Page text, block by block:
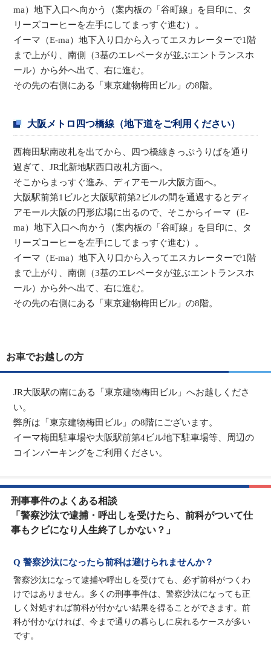
ma）地下入口へ向かう（案内板の「谷町線」を目印に、タ
リーズコーヒーを左手にしてまっすぐ進む）。
イーマ（E-ma）地下入り口から入ってエスカレーターで1階
まで上がり、南側（3基のエレベータが並ぶエントランスホ
ール）から外へ出て、右に進む。
その先の右側にある「東京建物梅田ビル」の8階。
大阪メトロ四つ橋線（地下道をご利用ください）
西梅田駅南改札を出てから、四つ橋線きっぷうりばを通り
過ぎて、JR北新地駅西口改札方面へ。
そこからまっすぐ進み、ディアモール大阪方面へ。
大阪駅前第1ビルと大阪駅前第2ビルの間を通過するとディ
アモール大阪の円形広場に出るので、そこからイーマ（E-
ma）地下入口へ向かう（案内板の「谷町線」を目印に、タ
リーズコーヒーを左手にしてまっすぐ進む）。
イーマ（E-ma）地下入り口から入ってエスカレーターで1階
まで上がり、南側（3基のエレベータが並ぶエントランスホ
ール）から外へ出て、右に進む。
その先の右側にある「東京建物梅田ビル」の8階。
お車でお越しの方
JR大阪駅の南にある「東京建物梅田ビル」へお越しくださ
い。
弊所は「東京建物梅田ビル」の8階にございます。
イーマ梅田駐車場や大阪駅前第4ビル地下駐車場等、周辺の
コインパーキングをご利用ください。
刑事事件のよくある相談
「警察沙汰で逮捕・呼出しを受けたら、前科がついて仕
事もクビになり人生終了しかない？」
Q 警察沙汰になったら前科は避けられませんか？
警察沙汰になって逮捕や呼出しを受けても、必ず前科がつくわ
けではありません。多くの刑事事件は、警察沙汰になっても正
しく対処すれば前科が付かない結果を得ることができます。前
科が付かなければ、今まで通りの暮らしに戻れるケースが多い
です。